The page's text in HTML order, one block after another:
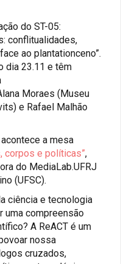
do ST-05:
conflitualidades,
ao plantationceno”.
dia 23.11 e têm
Moraes (Museu
e Rafael Malhão
a mesa
corpos e políticas”,
do MediaLab.UFRJ
(UFSC).
ciência e tecnologia
uma compreensão
A ReACT é um
nossa
cruzados,